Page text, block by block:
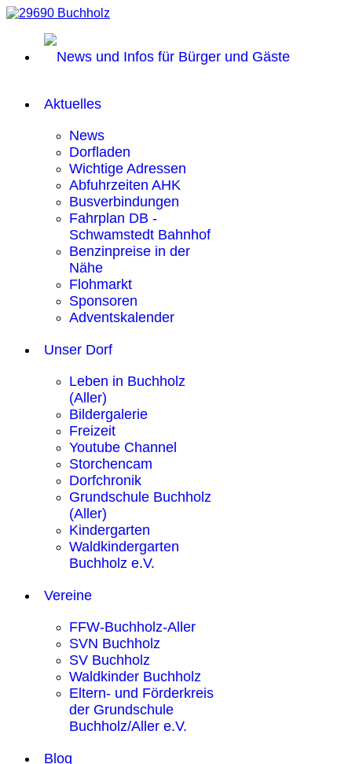
Aktuelles
News
Dorfladen
Wichtige Adressen
Abfuhrzeiten AHK
Busverbindungen
Fahrplan DB -
Schwamstedt Bahnhof
Benzinpreise in der
Nähe
Flohmarkt
Sponsoren
Adventskalender
Unser Dorf
Leben in Buchholz
(Aller)
Bildergalerie
Freizeit
Youtube Channel
Storchencam
Dorfchronik
Grundschule Buchholz
(Aller)
Kindergarten
Waldkindergarten
Buchholz e.V.
Vereine
FFW-Buchholz-Aller
SVN Buchholz
SV Buchholz
Waldkinder Buchholz
Eltern- und Förderkreis
der Grundschule
Buchholz/Aller e.V.
Blog